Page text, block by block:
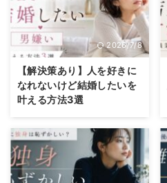
2026/7/8
【解決策あり】人を好きに
なれないけど結婚したいを
叶える方法3選